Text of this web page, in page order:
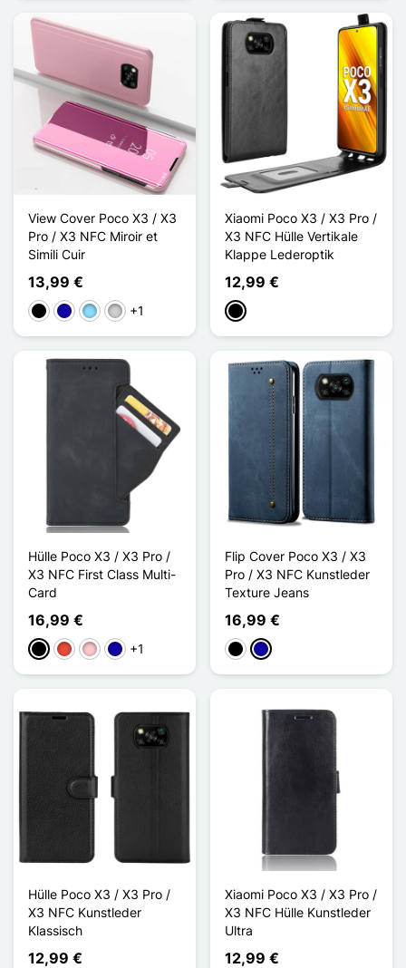
View Cover Poco X3 / X3
Pro / X3 NFC Miroir et
Simili Cuir
13,99 €
SchwarzDunkelblau
HellblauSilber
+1
Xiaomi Poco X3 / X3 Pro /
X3 NFC Hülle Vertikale
Klappe Lederoptik
12,99 €
Schwarz
Hülle Poco X3 / X3 Pro /
X3 NFC First Class Multi-
Card
16,99 €
Schwarz
Rot PinkDunkelblau
+1
Flip Cover Poco X3 / X3
Pro / X3 NFC Kunstleder
Texture Jeans
16,99 €
SchwarzDunkelblau
Hülle Poco X3 / X3 Pro /
X3 NFC Kunstleder
Klassisch
12,99 €
Xiaomi Poco X3 / X3 Pro /
X3 NFC Hülle Kunstleder
Ultra
12,99 €